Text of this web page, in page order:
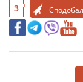
3